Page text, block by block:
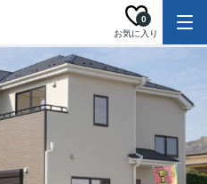
お気に入り
0